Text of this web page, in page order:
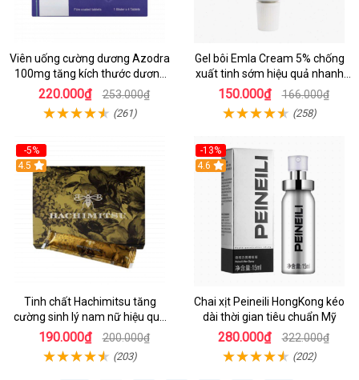
Viên uống cường dương Azodra
100mg tăng kích thước dương
vật
220.000₫ 253.000₫
(261)
Gel bôi Emla Cream 5% chống
xuất tinh sớm hiệu quả nhanh
chóng
150.000₫ 166.000₫
(258)
-5%
Hot
4.5
Tinh chất Hachimitsu tăng
cường sinh lý nam nữ hiệu quả
nhanh
190.000₫ 200.000₫
(203)
-13%
Hot
4.6
Chai xịt Peineili HongKong kéo
dài thời gian tiêu chuẩn Mỹ
280.000₫ 322.000₫
(202)